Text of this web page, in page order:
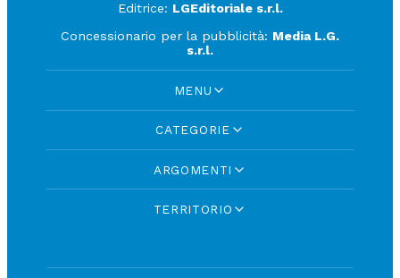
Editrice: LGEditoriale s.r.l.
Concessionario per la pubblicità: Media L.G.
s.r.l.
MENU
CATEGORIE
ARGOMENTI
TERRITORIO